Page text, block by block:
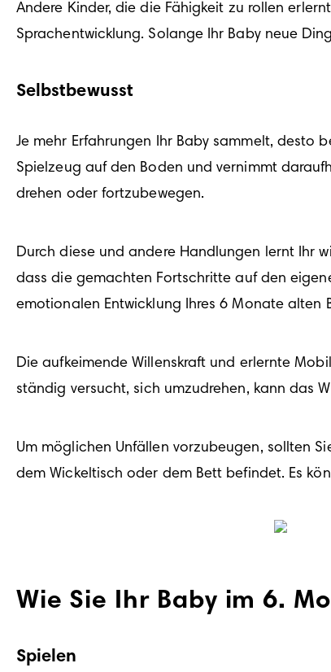
Andere Kinder, die die Fähigkeit zu rollen
Sprachentwicklung. Solange Ihr Baby neue
Selbstbewusst
Je mehr Erfahrungen Ihr Baby sammelt, desto
Spielzeug auf den Boden und vernimmt
drehen oder fortzubewegen.
Durch diese und andere Handlungen lernt Ihr
dass die gemachten Fortschritte auf den
emotionalen Entwicklung Ihres 6 Monate alten
Die aufkeimende Willenskraft und erlernte
ständig versucht, sich umzudrehen, kann das
Um möglichen Unfällen vorzubeugen, sollten
dem Wickeltisch oder dem Bett befindet. Es
Wie Sie Ihr Baby im 6.
Spielen